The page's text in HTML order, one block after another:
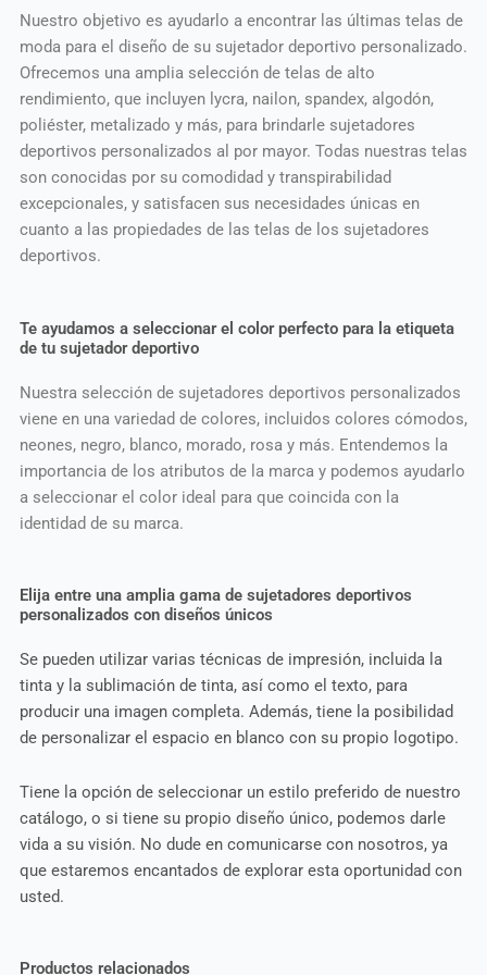
Nuestro objetivo es ayudarlo a encontrar las últimas telas de
moda para el diseño de su sujetador deportivo personalizado.
Ofrecemos una amplia selección de telas de alto
rendimiento, que incluyen lycra, nailon, spandex, algodón,
poliéster, metalizado y más, para brindarle sujetadores
deportivos personalizados al por mayor. Todas nuestras telas
son conocidas por su comodidad y transpirabilidad
excepcionales, y satisfacen sus necesidades únicas en
cuanto a las propiedades de las telas de los sujetadores
deportivos.
Te ayudamos a seleccionar el color perfecto para la etiqueta
de tu sujetador deportivo
Nuestra selección de sujetadores deportivos personalizados
viene en una variedad de colores, incluidos colores cómodos,
neones, negro, blanco, morado, rosa y más. Entendemos la
importancia de los atributos de la marca y podemos ayudarlo
a seleccionar el color ideal para que coincida con la
identidad de su marca.
Elija entre una amplia gama de sujetadores deportivos
personalizados con diseños únicos
Se pueden utilizar varias técnicas de impresión, incluida la
tinta y la sublimación de tinta, así como el texto, para
producir una imagen completa. Además, tiene la posibilidad
de personalizar el espacio en blanco con su propio logotipo.
Tiene la opción de seleccionar un estilo preferido de nuestro
catálogo, o si tiene su propio diseño único, podemos darle
vida a su visión. No dude en comunicarse con nosotros, ya
que estaremos encantados de explorar esta oportunidad con
usted.
Productos relacionados